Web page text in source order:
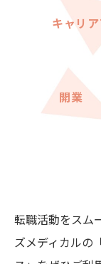
開業
キャリ
転職活動をスム
ズメディカルの